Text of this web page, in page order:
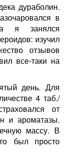
дураболин.
в
я занялся
изучил
отзывов
все-таки на
день. Для
4 таб./
от
и ароматазы.
массу. В
был просто